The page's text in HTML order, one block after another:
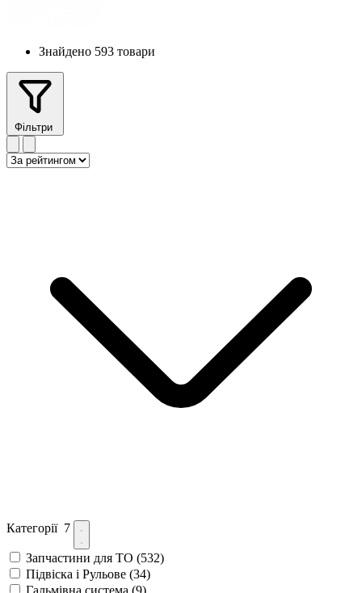
Знайдено 593 товари
Фільтри
Категорії 7
Запчастини для ТО (532)
Підвіска і Рульове (34)
Гальмівна система (9)